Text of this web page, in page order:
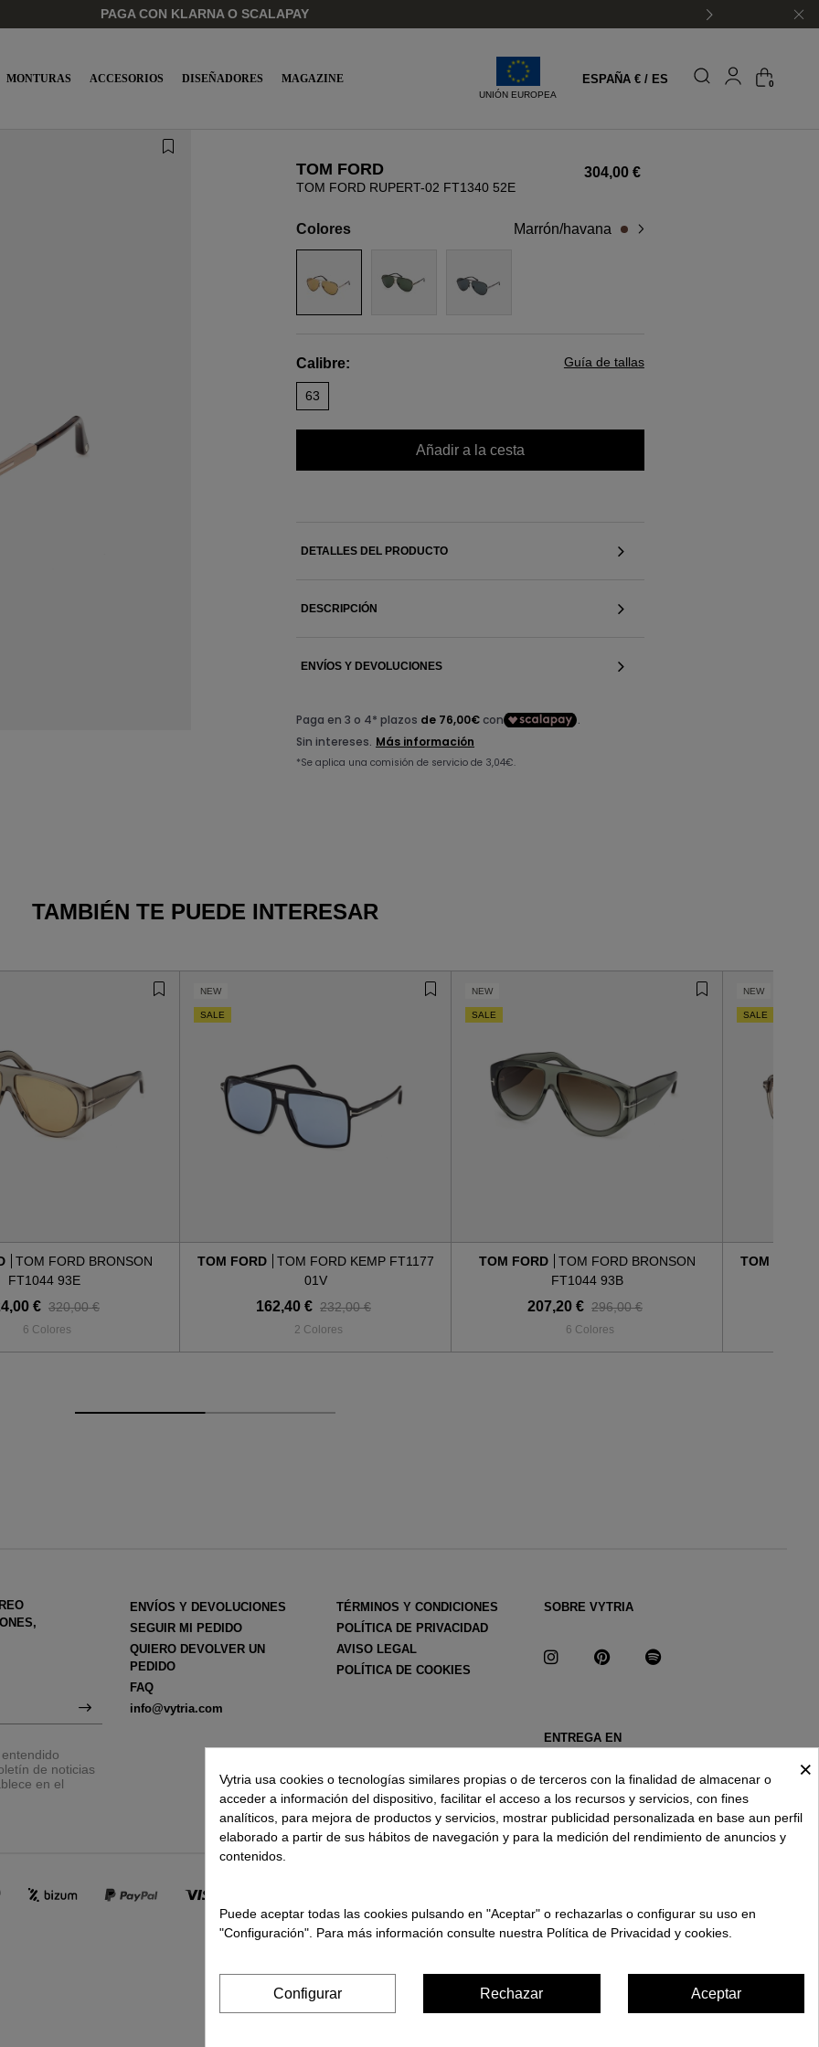
PAGA CON KLARNA O SCALAPAY
MONTURAS ACCESORIOS DISEÑADORES MAGAZINE
UNIÓN EUROPEA
ESPAÑA € / ES 0
TOM FORD
TOM FORD RUPERT-02 FT1340 52E
304,00 €
Colores marrón/havana
Calibre: Guía de tallas
63
Añadir a la cesta
DETALLES DEL PRODUCTO
DESCRIPCIÓN
ENVÍOS Y DEVOLUCIONES
TAMBIÉN TE PUEDE INTERESAR
TOM FORD BRONSON
FT1044 93E
€ 320,00 €
6 Colores
NEW
SALE
TOM FORD
TOM FORD KEMP FT1177
01V
162,40 € 232,00 €
2 Colores
NEW
SALE
TOM FORD
TOM FORD BRONSON
FT1044 93B
207,20 € 296,00 €
6 Colores
NEW
SALE
TOM FORD
de noticias
en el
ENVÍOS Y DEVOLUCIONES
SEGUIR MI PEDIDO
QUIERO DEVOLVER UN
PEDIDO
FAQ
info@vytria.com
TÉRMINOS Y CONDICIONES
POLÍTICA DE PRIVACIDAD
AVISO LEGAL
POLÍTICA DE COOKIES
SOBRE VYTRIA
ENTREGA EN
×
Vytria usa cookies o tecnologías similares propias o de terceros con la finalidad de almacenar o
acceder a información del dispositivo, facilitar el acceso a los recursos y servicios, con fines
analíticos, para mejora de productos y servicios, mostrar publicidad personalizada en base aun perfil
elaborado a partir de sus hábitos de navegación y para la medición del rendimiento de anuncios y
contenidos.
Puede aceptar todas las cookies pulsando en "Aceptar" o rechazarlas o configurar su uso en
"Configuración". Para más información consulte nuestra Política de Privacidad y cookies.
Configurar Rechazar Aceptar